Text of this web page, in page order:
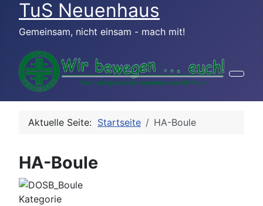
TuS Neuenhaus
Gemeinsam, nicht einsam - mach mit!
Aktuelle Seite: Startseite HA-Boule
HA-Boule
Kategorie